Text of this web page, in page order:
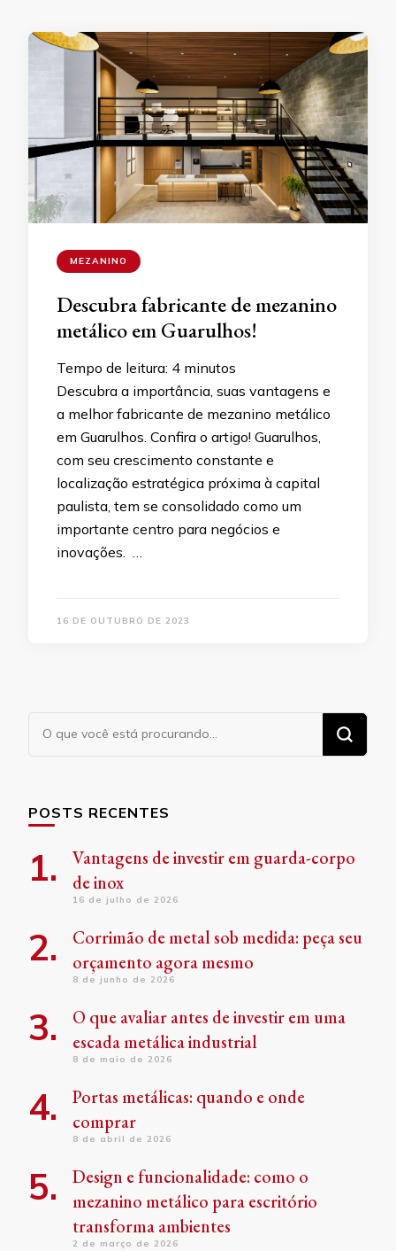
MEZANINO
Descubra fabricante de mezanino
metálico em Guarulhos!
Tempo de leitura: 4 minutos
Descubra a importância, suas vantagens e
a melhor fabricante de mezanino metálico
em Guarulhos. Confira o artigo! Guarulhos,
com seu crescimento constante e
localização estratégica próxima à capital
paulista, tem se consolidado como um
importante centro para negócios e
inovações. …
16 DE OUTUBRO DE 2023
Procurando
algo?
POSTS RECENTES
Vantagens de investir em guarda-corpo
de inox
16 de julho de 2026
Corrimão de metal sob medida: peça seu
orçamento agora mesmo
8 de junho de 2026
O que avaliar antes de investir em uma
escada metálica industrial
8 de maio de 2026
Portas metálicas: quando e onde
comprar
8 de abril de 2026
Design e funcionalidade: como o
mezanino metálico para escritório
transforma ambientes
2 de março de 2026